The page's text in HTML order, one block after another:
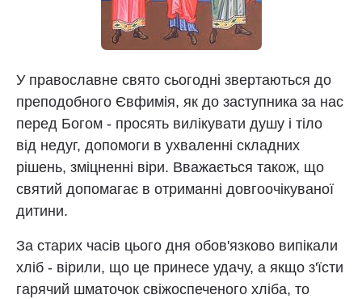
У православне свято сьогодні звертаються до
преподобного Євфимія, як до заступника за нас
перед Богом - просять вилікувати душу і тіло
від недуг, допомоги в ухваленні складних
рішень, зміцненні віри. Вважається також, що
святий допомагає в отриманні довгоочікуваної
дитини.
За старих часів цього дня обов'язково випікали
хліб - вірили, що це принесе удачу, а якщо з'їсти
гарячий шматочок свіжоспеченого хліба, то